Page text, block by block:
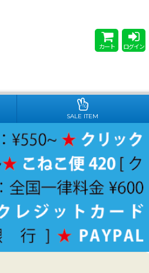
カート ログイン
SALE ITEM